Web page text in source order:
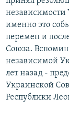
независимости
именно это
перемен и
Союза.
независимой
лет назад -
Украинской
Республики